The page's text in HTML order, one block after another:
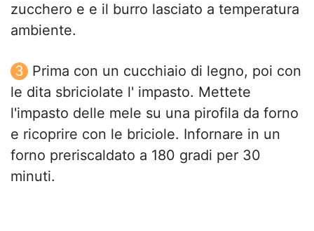
zucchero e e il burro lasciato a temperatura
ambiente.
Prima con un cucchiaio di legno, poi con
le dita sbriciolate l' impasto. Mettete
l'impasto delle mele su una pirofila da forno
e ricoprire con le briciole. Infornare in un
forno preriscaldato a 180 gradi per 30
minuti.